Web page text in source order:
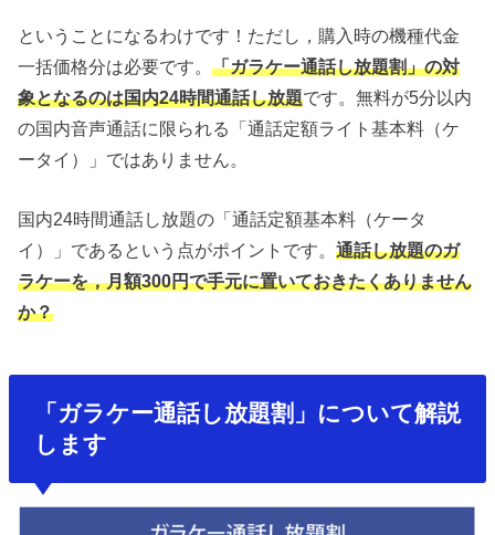
ということになるわけです！ただし，購入時の機種代金
一括価格分は必要です。「ガラケー通話し放題割」の対
象となるのは国内24時間通話し放題です。無料が5分以内
の国内音声通話に限られる「通話定額ライト基本料（ケ
ータイ）」ではありません。
国内24時間通話し放題の「通話定額基本料（ケータ
イ）」であるという点がポイントです。通話し放題のガ
ラケーを，月額300円で手元に置いておきたくありません
か？
「ガラケー通話し放題割」について解説
します